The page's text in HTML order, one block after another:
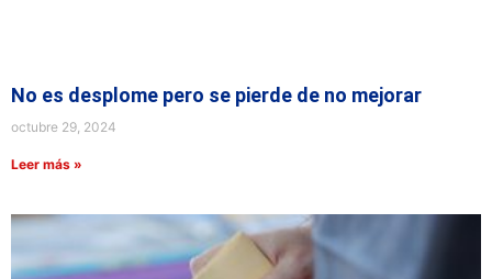
No es desplome pero se pierde de no mejorar
octubre 29, 2024
Leer más »